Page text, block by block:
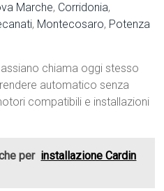
Marche, Corridonia,
, Montecosaro, Potenza
chiama oggi stesso
automatico senza
compatibili e installazioni
per installazione Cardin